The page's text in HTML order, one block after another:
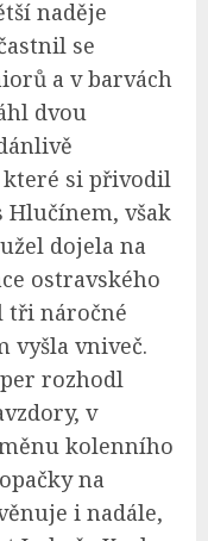
naděje
se
a v barvách
dvou
si přivodil
Hlučínem, však
dojela na
ostravského
tři náročné
vyšla vniveč.
rozhodl
v
kolenního
na
i nadále,